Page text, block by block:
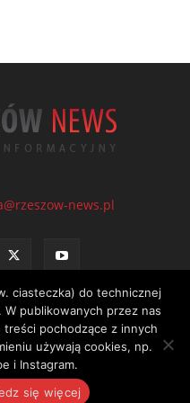
news.pl
Regulamin portalu
News. Wszystkie prawa
97 55 30
ciasteczka) do technicznej
publikowanych przez nas
treści pochodzące z innych
używają cookies, np.
i Instagram.
się więcej